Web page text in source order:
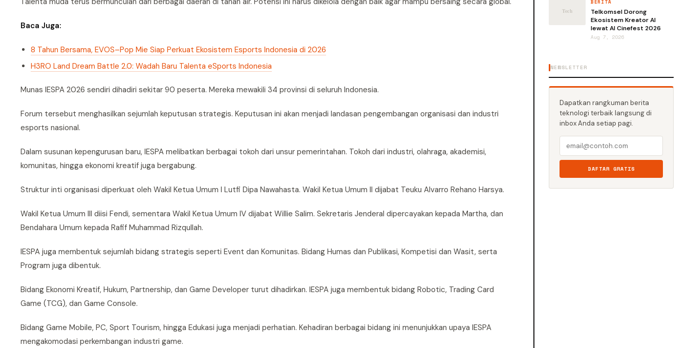
Baca Juga:
8 Tahun Bersama, EVOS–Pop Mie Siap Perkuat Ekosistem Esports Indonesia di 2026
H3RO Land Dream Battle 2.0: Wadah Baru Talenta eSports Indonesia
Munas IESPA 2026 sendiri dihadiri sekitar 90 peserta. Mereka mewakili 34 provinsi di seluruh Indonesia.
Forum tersebut menghasilkan sejumlah keputusan strategis. Keputusan ini akan menjadi landasan pengembangan organisasi dan industri
esports nasional.
Dalam susunan kepengurusan baru, IESPA melibatkan berbagai tokoh dari unsur pemerintahan. Tokoh dari industri, olahraga, akademisi,
komunitas, hingga ekonomi kreatif juga bergabung.
Struktur inti organisasi diperkuat oleh Wakil Ketua Umum I Lutfi Dipa Nawahasta. Wakil Ketua Umum II dijabat Teuku Alvarro Rehano Harsya.
Wakil Ketua Umum III diisi Fendi, sementara Wakil Ketua Umum IV dijabat Willie Salim. Sekretaris Jenderal dipercayakan kepada Martha, dan
Bendahara Umum kepada Rafif Muhammad Rizqullah.
IESPA juga membentuk sejumlah bidang strategis seperti Event dan Komunitas. Bidang Humas dan Publikasi, Kompetisi dan Wasit, serta
Program juga dibentuk.
Bidang Ekonomi Kreatif, Hukum, Partnership, dan Game Developer turut dihadirkan. IESPA juga membentuk bidang Robotic, Trading Card
Game (TCG), dan Game Console.
Bidang Game Mobile, PC, Sport Tourism, hingga Edukasi juga menjadi perhatian. Kehadiran berbagai bidang ini menunjukkan upaya IESPA
mengakomodasi perkembangan industri game.
BERITA
Telkomsel Dorong
Ekosistem Kreator AI
lewat AI Cinefest 2026
Aug 7, 2026
NEWSLETTER
Dapatkan rangkuman berita
teknologi terbaik langsung di
inbox Anda setiap pagi.
DAFTAR GRATIS